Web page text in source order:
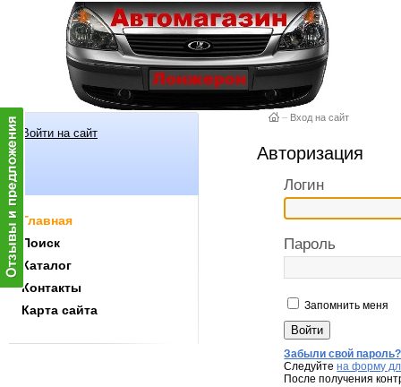
Войти на сайт
Главная
Поиск
Каталог
Контакты
Карта сайта
– Вход на сайт
Авторизация
Логин
Пароль
Запомнить меня
Забыли свой пароль?
Следуйтена форму
После получения